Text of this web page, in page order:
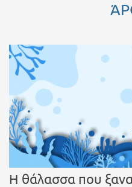
Η θάλασσα που